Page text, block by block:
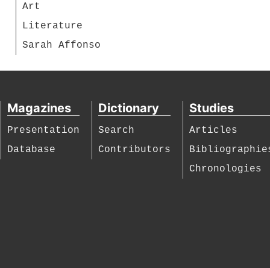
Art
Literature
Sarah Affonso
Magazines
Presentation
Database
Dictionary
Search
Contributors
Studies
Articles
Chronologies